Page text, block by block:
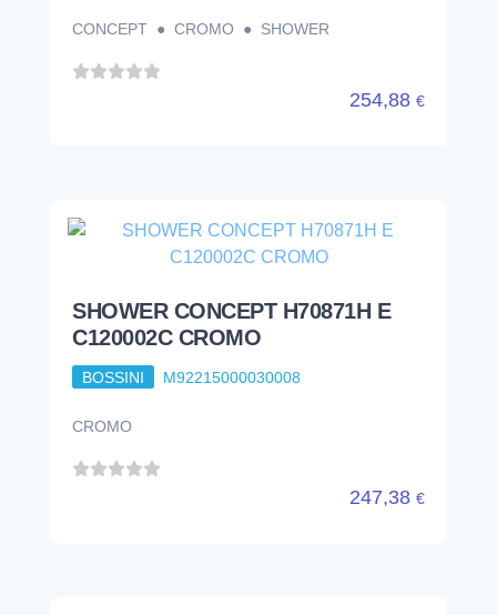
CONCEPT ● CROMO ● SHOWER
254,88 €
SHOWER CONCEPT H70871H E
C120002C CROMO
BOSSINI M92215000030008
CROMO
247,38 €